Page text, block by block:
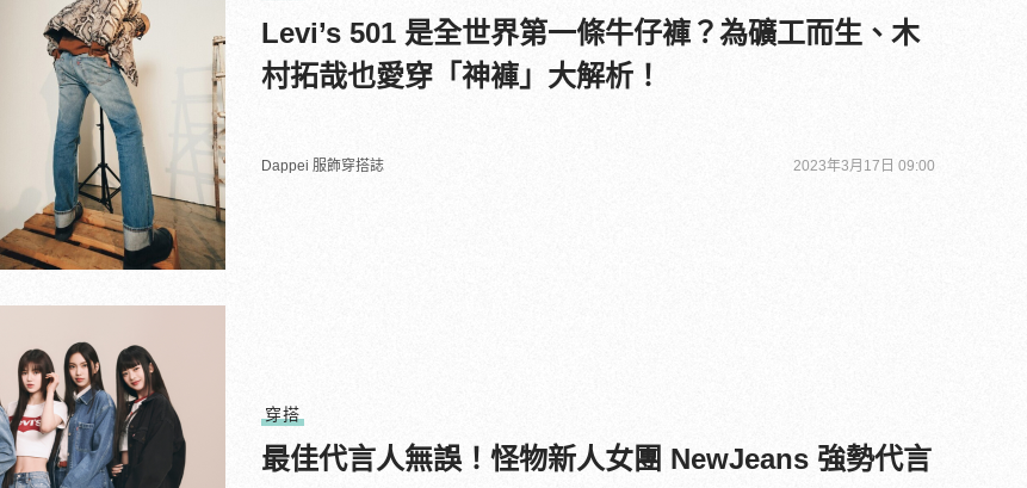
Levi’s 501 是全世界第一條牛仔褲？為礦工而生、木
村拓哉也愛穿「神褲」大解析！
Dappei 服飾穿搭誌 2023年3月17日 09:00
穿搭
最佳代言人無誤！怪物新人女團 NewJeans 強勢代言